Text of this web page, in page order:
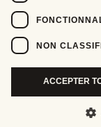
NON
ACCEPTER